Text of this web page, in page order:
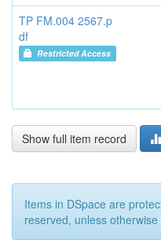
TP FM.004 2567.p
df
Restricted Access
Show full item record
Items in DSpace are
reserved, unless